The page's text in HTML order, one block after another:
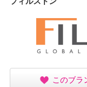
このブラ